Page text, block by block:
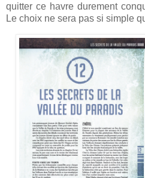
quitter ce havre durement
Le choix ne sera pas si simple